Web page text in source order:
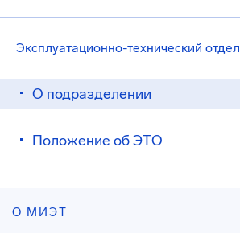
Эксплуатационно-технический отдел
О подразделении
Положение об ЭТО
О МИЭТ